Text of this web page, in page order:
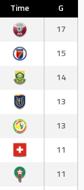
Time
G
17
15
14
13
13
11
11